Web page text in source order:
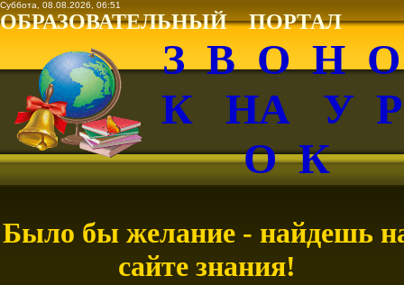
Суббота, 08.08.2026, 06:51
ОБРАЗОВАТЕЛЬНЫЙ ПОРТАЛ
З В О Н
К НА У
О К
Было бы желание - найдешь
сайте знания!